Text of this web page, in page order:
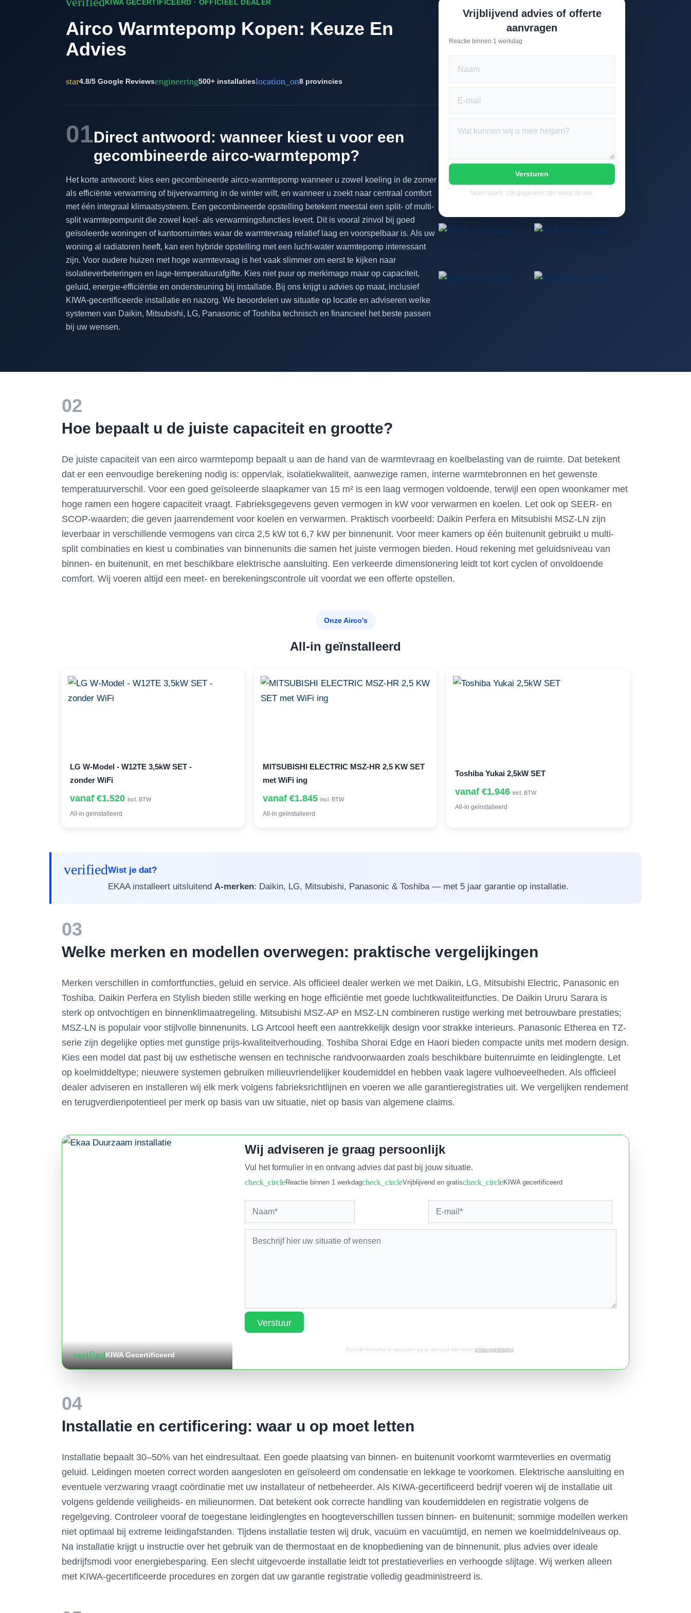
KIWA GECERTIFICEERD · OFFICIEEL DEALER
Airco Warmtepomp Kopen: Keuze En
Advies
star4.8/5 Google Reviewsengineering500+ installatieslocation_on8 provincies
01Direct antwoord: wanneer kiest u voor een
gecombineerde airco-warmtepomp?
Het korte antwoord: kies een gecombineerde airco-warmtepomp wanneer u zowel koeling in de zomer
als efficiënte verwarming of bijverwarming in de winter wilt, en wanneer u zoekt naar centraal comfort
met één integraal klimaatsysteem. Een gecombineerde opstelling betekent meestal een split- of multi-
split warmtepompunit die zowel koel- als verwarmingsfuncties levert. Dit is vooral zinvol bij goed
geïsoleerde woningen of kantoorruimtes waar de warmtevraag relatief laag en voorspelbaar is. Als uw
woning al radiatoren heeft, kan een hybride opstelling met een lucht-water warmtepomp interessant
zijn. Voor oudere huizen met hoge warmtevraag is het vaak slimmer om eerst te kijken naar
isolatieverbeteringen en lage-temperatuurafgifte. Kies niet puur op merkimago maar op capaciteit,
geluid, energie-efficiëntie en ondersteuning bij installatie. Bij ons krijgt u advies op maat, inclusief
KIWA-gecertificeerde installatie en nazorg. We beoordelen uw situatie op locatie en adviseren welke
systemen van Daikin, Mitsubishi, LG, Panasonic of Toshiba technisch en financieel het beste passen
bij uw wensen.
Vrijblijvend advies of offerte
aanvragen
Reactie binnen 1 werkdag
Versturen
Geen spam. Uw gegevens zijn veilig bij ons.
02
Hoe bepaalt u de juiste capaciteit en grootte?
De juiste capaciteit van een airco warmtepomp bepaalt u aan de hand van de warmtevraag en koelbelasting van de ruimte. Dat betekent
dat er een eenvoudige berekening nodig is: oppervlak, isolatiekwaliteit, aanwezige ramen, interne warmtebronnen en het gewenste
temperatuurverschil. Voor een goed geïsoleerde slaapkamer van 15 m² is een laag vermogen voldoende, terwijl een open woonkamer met
hoge ramen een hogere capaciteit vraagt. Fabrieksgegevens geven vermogen in kW voor verwarmen en koelen. Let ook op SEER- en
SCOP-waarden; die geven jaarrendement voor koelen en verwarmen. Praktisch voorbeeld: Daikin Perfera en Mitsubishi MSZ-LN zijn
leverbaar in verschillende vermogens van circa 2,5 kW tot 6,7 kW per binnenunit. Voor meer kamers op één buitenunit gebruikt u multi-
split combinaties en kiest u combinaties van binnenunits die samen het juiste vermogen bieden. Houd rekening met geluidsniveau van
binnen- en buitenunit, en met beschikbare elektrische aansluiting. Een verkeerde dimensionering leidt tot kort cyclen of onvoldoende
comfort. Wij voeren altijd een meet- en berekeningscontrole uit voordat we een offerte opstellen.
Onze Airco's
All-in geïnstalleerd
LG W-Model - W12TE 3,5kW SET -
zonder WiFi
vanaf €1.520 incl. BTW
All-in geïnstalleerd
MITSUBISHI ELECTRIC MSZ-HR 2,5 KW SET
met WiFi ing
vanaf €1.845 incl. BTW
All-in geïnstalleerd
Toshiba Yukai 2,5kW SET
vanaf €1.946 incl. BTW
All-in geïnstalleerd
verifiedWist je dat?
EKAA installeert uitsluitend A-merken: Daikin, LG, Mitsubishi, Panasonic & Toshiba — met 5 jaar garantie op installatie.
03
Welke merken en modellen overwegen: praktische vergelijkingen
Merken verschillen in comfortfuncties, geluid en service. Als officieel dealer werken we met Daikin, LG, Mitsubishi Electric, Panasonic en
Toshiba. Daikin Perfera en Stylish bieden stille werking en hoge efficiëntie met goede luchtkwaliteitfuncties. De Daikin Ururu Sarara is
sterk op ontvochtigen en binnenklimaatregeling. Mitsubishi MSZ-AP en MSZ-LN combineren rustige werking met betrouwbare prestaties;
MSZ-LN is populair voor stijlvolle binnenunits. LG Artcool heeft een aantrekkelijk design voor strakke interieurs. Panasonic Etherea en TZ-
serie zijn degelijke opties met gunstige prijs-kwaliteitverhouding. Toshiba Shorai Edge en Haori bieden compacte units met modern design.
Kies een model dat past bij uw esthetische wensen en technische randvoorwaarden zoals beschikbare buitenruimte en leidinglengte. Let
op koelmiddeltype; nieuwere systemen gebruiken milieuvriendelijker koudemiddel en hebben vaak lagere vulhoeveelheden. Als officieel
dealer adviseren en installeren wij elk merk volgens fabrieksrichtlijnen en voeren we alle garantieregistraties uit. We vergelijken rendement
en terugverdienpotentieel per merk op basis van uw situatie, niet op basis van algemene claims.
verifiedKIWA Gecertificeerd
Wij adviseren je graag persoonlijk
Vul het formulier in en ontvang advies dat past bij jouw situatie.
check_circleReactie binnen 1 werkdagcheck_circleVrijblijvend en gratischeck_circleKIWA gecertificeerd
Verstuur
Door dit formulier te versturen ga je akkoord met onzeprivacyverklaring
04
Installatie en certificering: waar u op moet letten
Installatie bepaalt 30–50% van het eindresultaat. Een goede plaatsing van binnen- en buitenunit voorkomt warmteverlies en overmatig
geluid. Leidingen moeten correct worden aangesloten en geïsoleerd om condensatie en lekkage te voorkomen. Elektrische aansluiting en
eventuele verzwaring vraagt coördinatie met uw installateur of netbeheerder. Als KIWA-gecertificeerd bedrijf voeren wij de installatie uit
volgens geldende veiligheids- en milieunormen. Dat betekent ook correcte handling van koudemiddelen en registratie volgens de
regelgeving. Controleer vooraf de toegestane leidinglengtes en hoogteverschillen tussen binnen- en buitenunit; sommige modellen werken
niet optimaal bij extreme leidingafstanden. Tijdens installatie testen wij druk, vacuüm en vacuümtijd, en nemen we koelmiddelniveaus op.
Na installatie krijgt u instructie over het gebruik van de thermostaat en de knopbediening van de binnenunit, plus advies over ideale
bedrijfsmodi voor energiebesparing. Een slecht uitgevoerde installatie leidt tot prestatieverlies en verhoogde slijtage. Wij werken alleen
met KIWA-gecertificeerde procedures en zorgen dat uw garantie registratie volledig geadministreerd is.